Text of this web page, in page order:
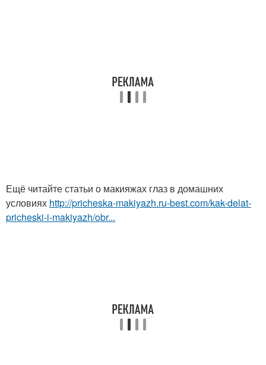
Ещё читайте статьи о макияжах глаз в домашних
условиях http://pricheska-makiyazh.ru-best.com/kak-delat-
pricheski-i-makiyazh/obr...